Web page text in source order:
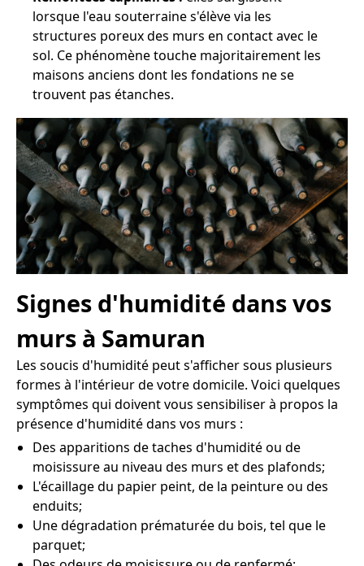
lorsque l'eau souterraine s'élève via les
structures poreux des murs en contact avec le
sol. Ce phénomène touche majoritairement les
maisons anciens dont les fondations ne se
trouvent pas étanches.
Signes d'humidité dans vos
murs à Samuran
Les soucis d'humidité peut s'afficher sous plusieurs
formes à l'intérieur de votre domicile. Voici quelques
symptômes qui doivent vous sensibiliser à propos la
présence d'humidité dans vos murs :
Des apparitions de taches d'humidité ou de
moisissure au niveau des murs et des plafonds;
L'écaillage du papier peint, de la peinture ou des
enduits;
Une dégradation prématurée du bois, tel que le
parquet;